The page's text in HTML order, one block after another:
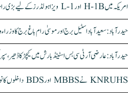
امریکہ میں H-1B اور L-1 ویزا ہولڈرز کے لیے بڑی راحت، اب ملک چھوڑے بغیر ویزا تجدید ممکن
حیدرآباد: سعیدآباد اسٹیل برج اور موسیٰ رام باغ برج کا وزراء
حیدرآباد: عارضی آر ٹی سی بس اسٹینڈ بارش میں کیچڑ کا ڈھیر،
KNRUHS نے MBBS اور BDS داخلوں کا نوٹیفکیشن جاری کر دیا